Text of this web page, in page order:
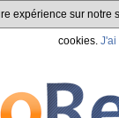
expérience sur
cookies. J'ai